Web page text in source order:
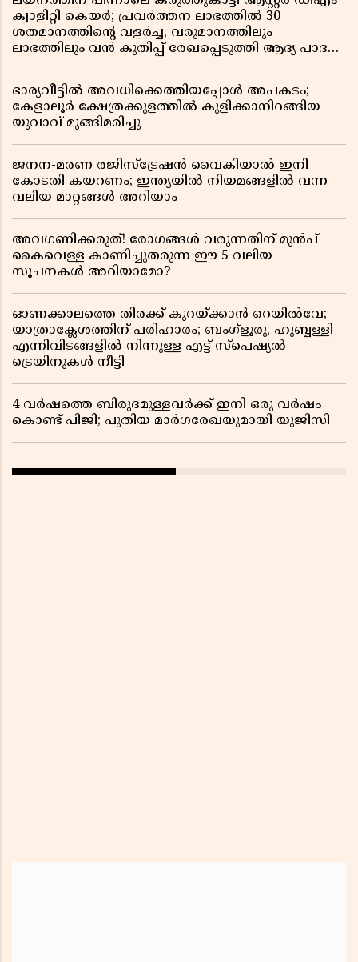
ക്വാളിറ്റി കെയർ; പ്രവർത്തന ലാഭത്തിൽ 30
ശതമാനത്തിൻ്റെ വളർച്ച, വരുമാനത്തിലും
ലാഭത്തിലും വൻ കുതിപ്പ് രേഖപ്പെടുത്തി ആദ്യ പാദ
ഭാര്യവീട്ടിൽ അവധിക്കെത്തിയപ്പോൾ അപകടം;
കേളാലൂർ ക്ഷേത്രക്കുളത്തിൽ കുളിക്കാനിറങ്ങിയ
യുവാവ് മുങ്ങിമരിച്ചു
ജനന-മരണ രജിസ്ട്രേഷൻ വൈകിയാൽ ഇനി
കോടതി കയറണം; ഇന്ത്യയിൽ നിയമങ്ങളിൽ വന്ന
വലിയ മാറ്റങ്ങൾ അറിയാം
അവഗണിക്കരുത്! രോഗങ്ങൾ വരുന്നതിന് മുൻപ്
കൈവെള്ള കാണിച്ചുതരുന്ന ഈ 5 വലിയ
സൂചനകൾ അറിയാമോ?
ഓണക്കാലത്തെ തിരക്ക് കുറയ്ക്കാൻ റെയിൽവേ;
യാത്രാക്ലേശത്തിന് പരിഹാരം; ബംഗ്ളൂരു, ഹുബ്ബള്ളി
എന്നിവിടങ്ങളിൽ നിന്നുള്ള എട്ട് സ്പെഷ്യൽ
ട്രെയിനുകൾ നീട്ടി
4 വർഷത്തെ ബിരുദമുള്ളവർക്ക് ഇനി ഒരു വർഷം
കൊണ്ട് പിജി; പുതിയ മാർഗരേഖയുമായി യുജിസി